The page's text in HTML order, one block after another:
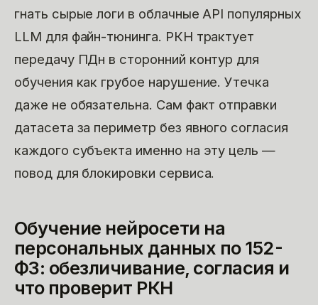
гнать сырые логи в облачные API популярных
LLM для файн-тюнинга. РКН трактует
передачу ПДн в сторонний контур для
обучения как грубое нарушение. Утечка
даже не обязательна. Сам факт отправки
датасета за периметр без явного согласия
каждого субъекта именно на эту цель —
повод для блокировки сервиса.
Обучение нейросети на
персональных данных по 152-
ФЗ: обезличивание, согласия и
что проверит РКН